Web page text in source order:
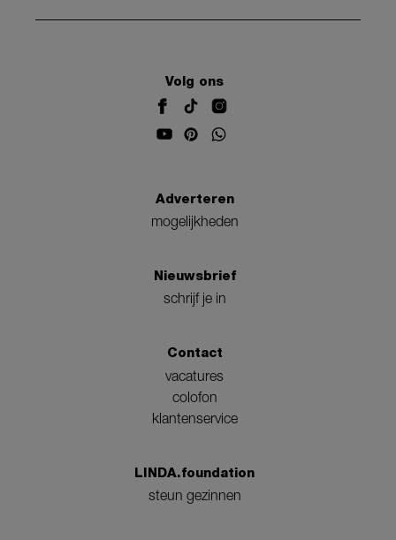
Volg ons
Adverteren
mogelijkheden
Nieuwsbrief
schrijf je in
Contact
vacatures
colofon
klantenservice
LINDA.foundation
steun gezinnen